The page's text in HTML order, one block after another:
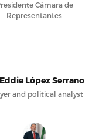
Cámara de
Representantes
López Serrano
and political analyst